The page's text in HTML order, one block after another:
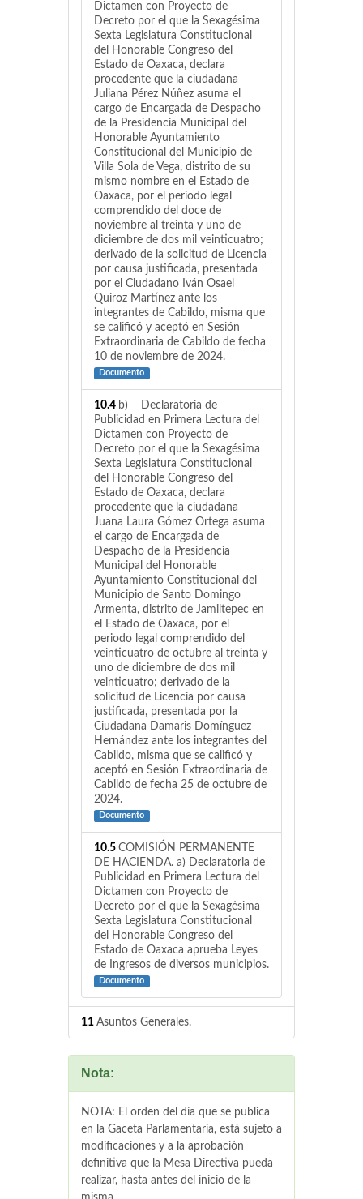
Dictamen con Proyecto de
Decreto por el que la Sexagésima
Sexta Legislatura Constitucional
del Honorable Congreso del
Estado de Oaxaca, declara
procedente que la ciudadana
Juliana Pérez Núñez asuma el
cargo de Encargada de Despacho
de la Presidencia Municipal del
Honorable Ayuntamiento
Constitucional del Municipio de
Villa Sola de Vega, distrito de su
mismo nombre en el Estado de
Oaxaca, por el periodo legal
comprendido del doce de
noviembre al treinta y uno de
diciembre de dos mil veinticuatro;
derivado de la solicitud de Licencia
por causa justificada, presentada
por el Ciudadano Iván Osael
Quiroz Martínez ante los
integrantes de Cabildo, misma que
se calificó y aceptó en Sesión
Extraordinaria de Cabildo de fecha
10 de noviembre de 2024.
Documento
10.4 b) Declaratoria de
Publicidad en Primera Lectura del
Dictamen con Proyecto de
Decreto por el que la Sexagésima
Sexta Legislatura Constitucional
del Honorable Congreso del
Estado de Oaxaca, declara
procedente que la ciudadana
Juana Laura Gómez Ortega asuma
el cargo de Encargada de
Despacho de la Presidencia
Municipal del Honorable
Ayuntamiento Constitucional del
Municipio de Santo Domingo
Armenta, distrito de Jamiltepec en
el Estado de Oaxaca, por el
periodo legal comprendido del
veinticuatro de octubre al treinta y
uno de diciembre de dos mil
veinticuatro; derivado de la
solicitud de Licencia por causa
justificada, presentada por la
Ciudadana Damaris Domínguez
Hernández ante los integrantes del
Cabildo, misma que se calificó y
aceptó en Sesión Extraordinaria de
Cabildo de fecha 25 de octubre de
2024.
Documento
10.5 COMISIÓN PERMANENTE
DE HACIENDA. a) Declaratoria de
Publicidad en Primera Lectura del
Dictamen con Proyecto de
Decreto por el que la Sexagésima
Sexta Legislatura Constitucional
del Honorable Congreso del
Estado de Oaxaca aprueba Leyes
de Ingresos de diversos municipios.
Documento
11 Asuntos Generales.
Nota:
NOTA: El orden del día que se publica
en la Gaceta Parlamentaria, está sujeto a
modificaciones y a la aprobación
definitiva que la Mesa Directiva pueda
realizar, hasta antes del inicio de la